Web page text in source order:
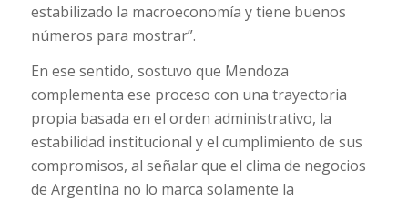
estabilizado la macroeconomía y tiene buenos
números para mostrar”.
En ese sentido, sostuvo que Mendoza
complementa ese proceso con una trayectoria
propia basada en el orden administrativo, la
estabilidad institucional y el cumplimiento de sus
compromisos, al señalar que el clima de negocios
de Argentina no lo marca solamente la